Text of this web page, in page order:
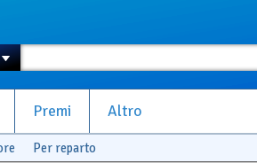
Premi Altro
Per reparto